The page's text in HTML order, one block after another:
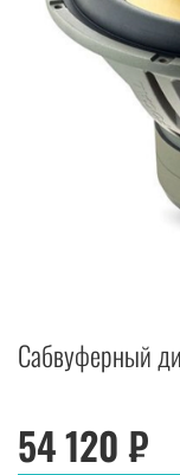
Сабвуферный
54 120 ₽